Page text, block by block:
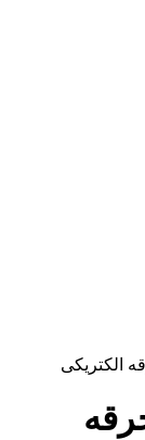
الکتریکی